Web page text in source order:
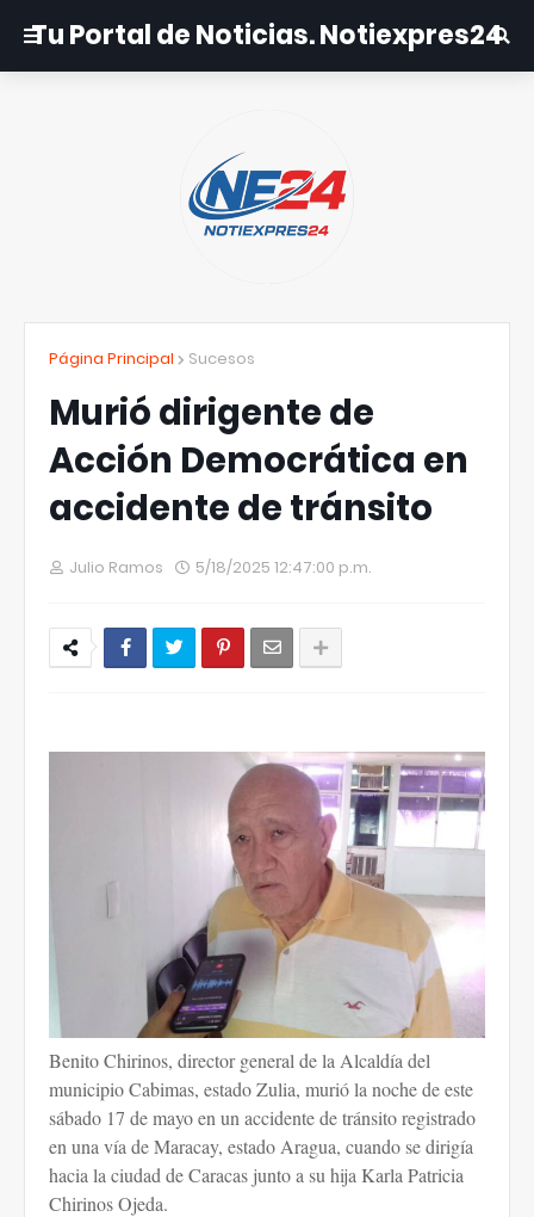
Tu Portal de Noticias. Notiexpres24
Página Principal Sucesos
Murió dirigente de
Acción Democrática en
accidente de tránsito
Julio Ramos 5/18/2025 12:47:00 p.m.
Benito Chirinos, director general de la Alcaldía del
municipio Cabimas, estado Zulia, murió la noche de este
sábado 17 de mayo en un accidente de tránsito registrado
en una vía de Maracay, estado Aragua, cuando se dirigía
hacia la ciudad de Caracas junto a su hija Karla Patricia
Chirinos Ojeda.